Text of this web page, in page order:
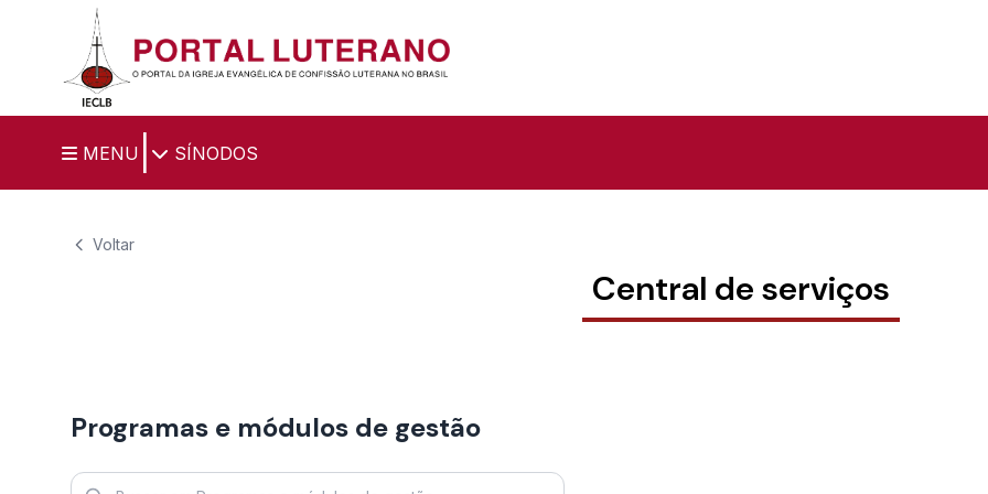
Ir para o conteúdo principal
MENU SÍNODOS
Voltar
Central de serviços
Programas e módulos de gestão